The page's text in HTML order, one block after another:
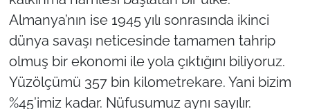
Almanya’nın ise 1945 yılı sonrasında ikinci
dünya savaşı neticesinde tamamen tahrip
olmuş bir ekonomi ile yola çıktığını biliyoruz.
Yüzölçümü 357 bin kilometrekare. Yani bizim
%45’imiz kadar. Nüfusumuz aynı sayılır.
İş Dünyası
Bilim Teknoloji
English News